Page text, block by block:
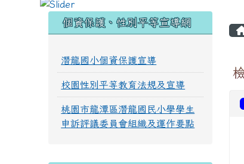
個資保護、性別平等宣導網
潛龍國小個資保護宣導
校園性別平等教育法規及宣導
桃園市龍潭區潛龍國民小學學生
申訴評議委員會組織及運作要點